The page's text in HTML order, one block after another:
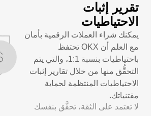
تقرير إثبات
الاحتياطيات
يمكنك شراء العملات الرقمية بأمان
مع العلم أن OKX تحتفظ
باحتياطيات بنسبة 1:1، والتي يتم
التحقُّق منها من خلال تقارير إثبات
الاحتياطيات المنتظمة لحماية
مقتنياتك.
لا تعتمد على الثقة، تحقَّق بنفسك